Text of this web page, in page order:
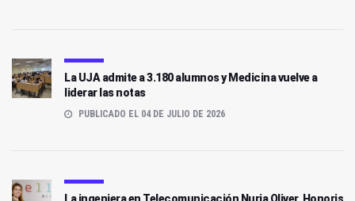
La UJA admite a 3.180 alumnos y Medicina vuelve a
liderar las notas
PUBLICADO EL 04 DE JULIO DE 2026